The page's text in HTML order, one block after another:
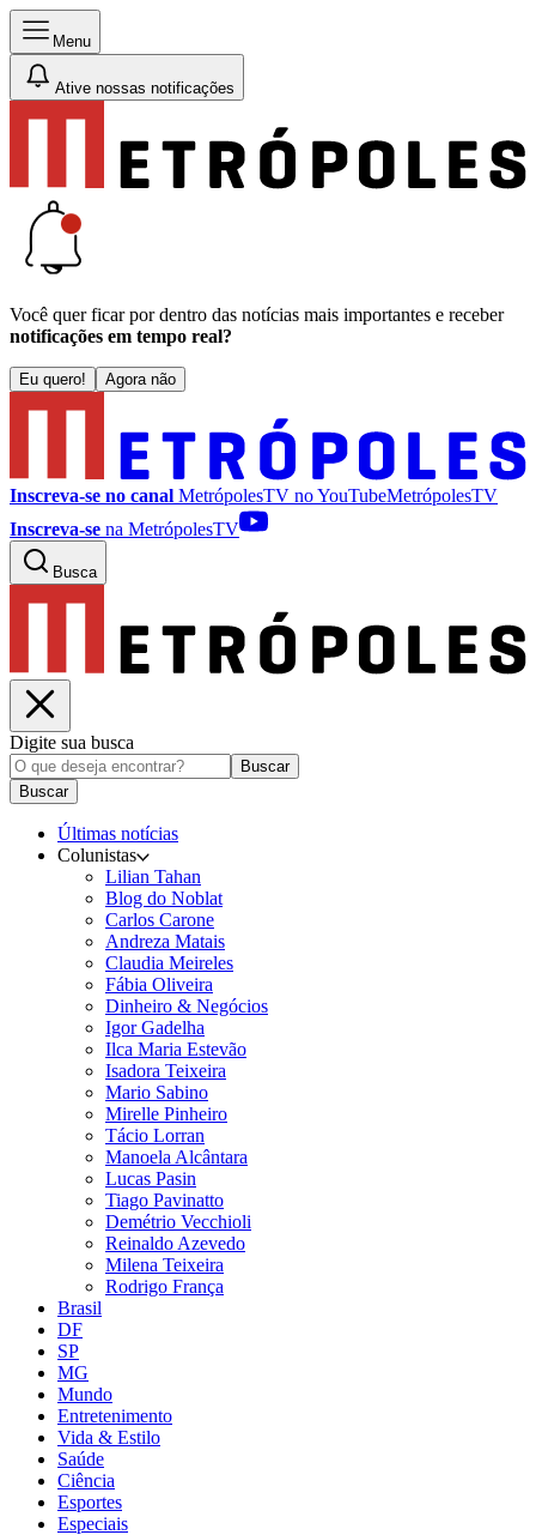
Menu
Ative nossas notificações
Você quer ficar por dentro das notícias mais importantes e receber
notificações em tempo real?
Eu quero! Agora não
Inscreva-se no canal MetrópolesTV noYouTubeMetrópolesTV
Inscreva-se na MetrópolesTV
Busca
Digite sua busca
Buscar
Buscar
Últimas notícias
Colunistas
Lilian Tahan
Blog do Noblat
Carlos Carone
Andreza Matais
Claudia Meireles
Fábia Oliveira
Dinheiro & Negócios
Igor Gadelha
Ilca Maria Estevão
Isadora Teixeira
Mario Sabino
Mirelle Pinheiro
Tácio Lorran
Manoela Alcântara
Lucas Pasin
Tiago Pavinatto
Demétrio Vecchioli
Reinaldo Azevedo
Milena Teixeira
Rodrigo França
Brasil
DF
SP
MG
Mundo
Entretenimento
Vida & Estilo
Saúde
Ciência
Esportes
Especiais